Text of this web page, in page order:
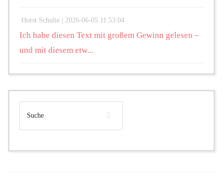
Horst Schulte | 2026-06-05 11:53:04
Ich habe diesen Text mit großem Gewinn gelesen –
und mit diesem etw...